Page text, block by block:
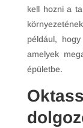
kell hozni a
például,
amelyek
épületbe.